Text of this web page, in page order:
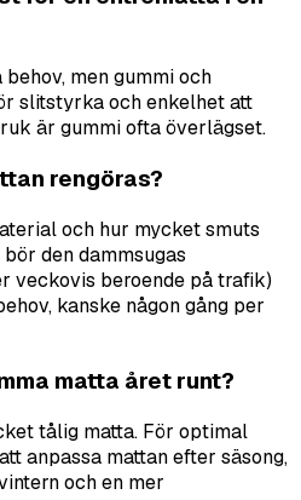
men gummi och
slitstyrka och enkelhet att
är gummi ofta överlägset.
rengöras?
och hur mycket smuts
den dammsugas
veckovis beroende på trafik)
kanske någon gång per
matta året runt?
tålig matta. För optimal
anpassa mattan efter säsong,
och en mer